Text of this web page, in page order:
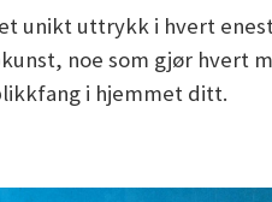
unikt uttrykk i hvert
noe som gjør hvert
i hjemmet ditt.